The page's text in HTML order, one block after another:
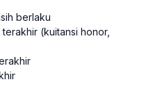
berlaku
(kuitansi honor,